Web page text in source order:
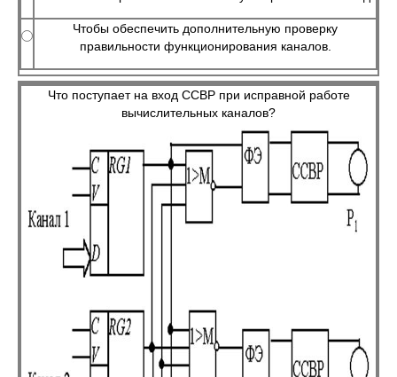
Чтобы обеспечить дополнительную проверку
правильности функционирования каналов.
Что поступает на вход ССВР при исправной работе
вычислительных каналов?